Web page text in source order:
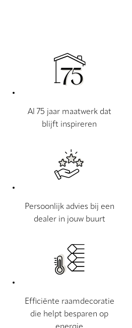
Al 75 jaar maatwerk dat
blijft inspireren
Persoonlijk advies bij een
dealer in jouw buurt
Efficiënte raamdecoratie
die helpt besparen op